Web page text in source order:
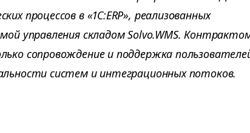
процессов в «1С:ERP», реализованных
управления складом Solvo.WMS.
сопровождение и поддержка
систем и интеграционных потоков.